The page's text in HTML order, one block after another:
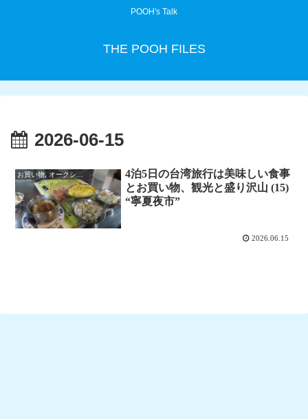
POOH's Talk
THE POOH FILES
2026-06-15
4泊5日の台湾旅行は美味しい食事
とお買い物、観光と盛り沢山 (15)
“寧夏夜市”
2026.06.15